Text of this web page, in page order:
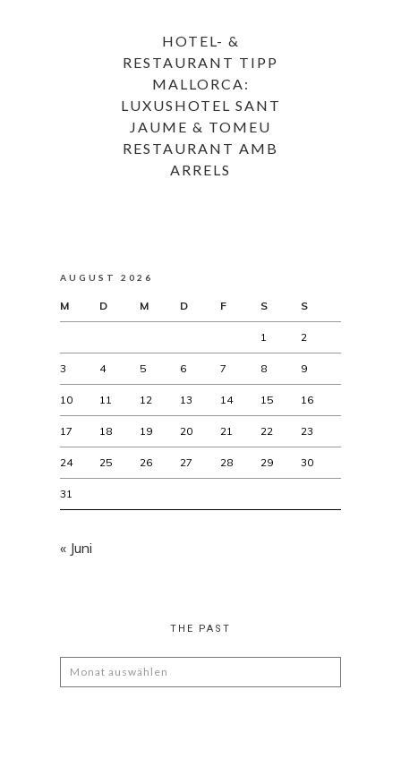
HOTEL- &
RESTAURANT TIPP
MALLORCA:
LUXUSHOTEL SANT
JAUME & TOMEU
RESTAURANT AMB
ARRELS
AUGUST 2026
M D M D F S S
1 2
3 4 5 6 7 8 9
10 11 12 13 14 15 16
17 18 19 20 21 22 23
24 25 26 27 28 29 30
31
« Juni
THE PAST
The
Past